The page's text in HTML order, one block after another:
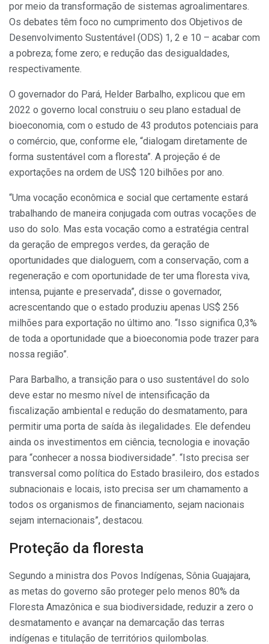
por meio da transformação de sistemas agroalimentares.
Os debates têm foco no cumprimento dos Objetivos de
Desenvolvimento Sustentável (ODS) 1, 2 e 10 – acabar com
a pobreza; fome zero; e redução das desigualdades,
respectivamente.
O governador do Pará, Helder Barbalho, explicou que em
2022 o governo local construiu o seu plano estadual de
bioeconomia, com o estudo de 43 produtos potenciais para
o comércio, que, conforme ele, “dialogam diretamente de
forma sustentável com a floresta”. A projeção é de
exportações na ordem de US$ 120 bilhões por ano.
“Uma vocação econômica e social que certamente estará
trabalhando de maneira conjugada com outras vocações de
uso do solo. Mas esta vocação como a estratégia central
da geração de empregos verdes, da geração de
oportunidades que dialoguem, com a conservação, com a
regeneração e com oportunidade de ter uma floresta viva,
intensa, pujante e preservada”, disse o governador,
acrescentando que o estado produziu apenas US$ 256
milhões para exportação no último ano. “Isso significa 0,3%
de toda a oportunidade que a bioeconomia pode trazer para
nossa região”.
Para Barbalho, a transição para o uso sustentável do solo
deve estar no mesmo nível de intensificação da
fiscalização ambiental e redução do desmatamento, para
permitir uma porta de saída às ilegalidades. Ele defendeu
ainda os investimentos em ciência, tecnologia e inovação
para “conhecer a nossa biodiversidade”. “Isto precisa ser
transversal como política do Estado brasileiro, dos estados
subnacionais e locais, isto precisa ser um chamamento a
todos os organismos de financiamento, sejam nacionais
sejam internacionais”, destacou.
Proteção da floresta
Segundo a ministra dos Povos Indígenas, Sônia Guajajara,
as metas do governo são proteger pelo menos 80% da
Floresta Amazônica e sua biodiversidade, reduzir a zero o
desmatamento e avançar na demarcação das terras
indígenas e titulação de territórios quilombolas.